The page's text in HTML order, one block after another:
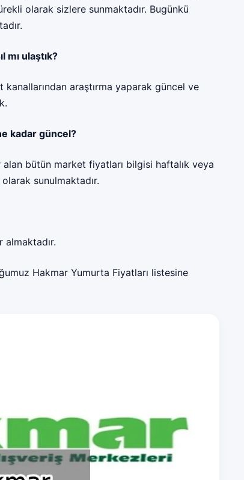
olarak sizlere sunmaktadır. Bugünkü
mı ulaştık?
araştırma yaparak güncel ve
kadar güncel?
bütün market fiyatları bilgisi haftalık veya
sunulmaktadır.
almaktadır.
Hakmar Yumurta Fiyatları listesine